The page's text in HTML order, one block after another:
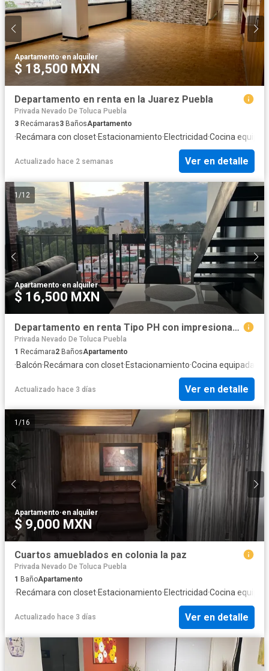
Apartamento·en alquiler
$ 18,500 MXN
Departamento en renta en la Juarez Puebla
Privada Nevado De Toluca Puebla
3 Recámaras3 BañosApartamento
·Recámara con closet·Estacionamiento·Electricidad·Cocina
Actualizado hace 2 semanas Ver en detalle
1 /12
Apartamento·en alquiler
$ 16,500 MXN
Departamento en renta Tipo PH con impresionantes Vistas
Privada Nevado De Toluca Puebla
1 Recámara2 BañosApartamento
·Balcón·Recámara con closet·Estacionamiento·Cocina equipada
Actualizado hace 3 días Ver en detalle
1 /16
Apartamento·en alquiler
$ 9,000 MXN
Cuartos amueblados en colonia la paz
Privada Nevado De Toluca Puebla
1 BañoApartamento
·Recámara con closet·Estacionamiento·Electricidad·Cocina
Actualizado hace 3 días Ver en detalle